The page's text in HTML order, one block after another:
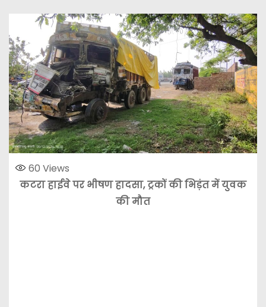
60 Views
कटरा हाईवे पर भीषण हादसा, ट्रकों की भिड़ंत में युवक
की मौत